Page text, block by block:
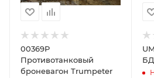
00369P
Противотанковый
броневагон Trumpeter